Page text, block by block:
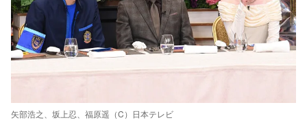
矢部浩之、坂上忍、福原遥（C）日本テレビ